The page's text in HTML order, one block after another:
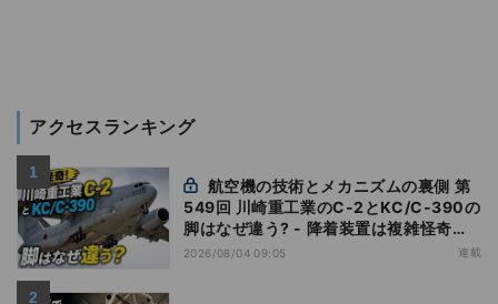
アクセスランキング
549回 川崎重工業のC-2とKC/C-390の
脚はなぜ違う? - 降着装置は複雑怪奇
(5)|軍用輸送機(10)
2026/08/04 09:05 連載